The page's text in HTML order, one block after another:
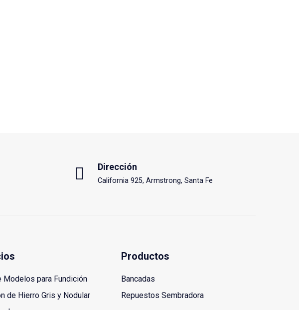
Dirección
California 925, Armstrong, Santa Fe
Modelos para Fundición
de Hierro Gris y Nodular
Productos
Bancadas
Repuestos Sembradora